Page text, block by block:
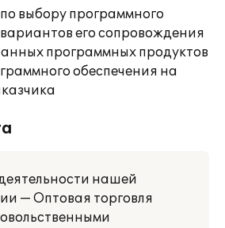
выбору программного
его сопровождения
программных продуктов
обеспечения на
нашей
— Оптовая торговля